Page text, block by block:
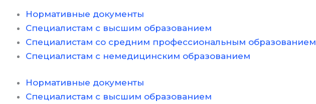
Нормативные документы
Специалистам с высшим образованием
Специалистам со средним профессиональным образованием
Специалистам с немедицинским образованием
Нормативные документы
Специалистам с высшим образованием